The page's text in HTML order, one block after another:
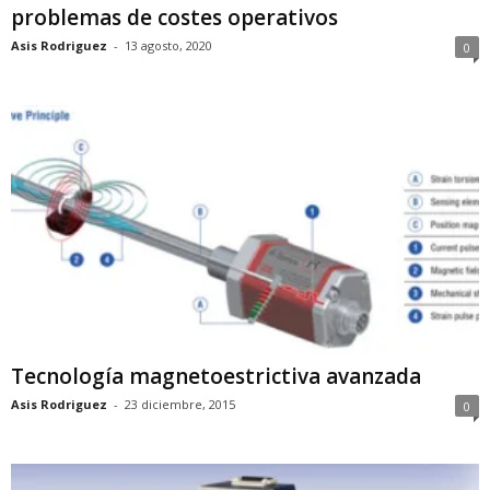
problemas de costes operativos
Asis Rodriguez - 13 agosto, 2020 0
Tecnología magnetoestrictiva avanzada
Asis Rodriguez - 23 diciembre, 2015 0